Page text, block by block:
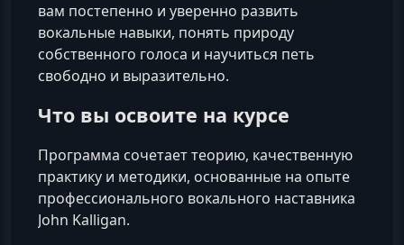
вам постепенно и уверенно развить
вокальные навыки, понять природу
собственного голоса и научиться петь
свободно и выразительно.
Что вы освоите на курсе
Программа сочетает теорию, качественную
практику и методики, основанные на опыте
профессионального вокального наставника
John Kalligan.